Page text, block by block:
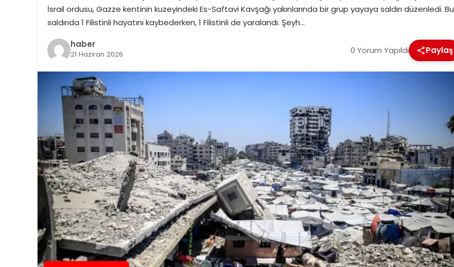
İsrail ordusu, Gazze kentinin kuzeyindeki Es-Saftavi Kavşağı yakınlarında bir grup yayaya saldırı düzenledi. Bu
saldırıda 1 Filistinli hayatını kaybederken, 1 Filistinli de yaralandı. Şeyh…
haber
21 Haziran 2026 0 Yorum Yapıldı Paylaş